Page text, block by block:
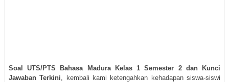
Soal UTS/PTS Bahasa Madura Kelas 1 Semester 2 dan Kunci
Jawaban Terkini , kembali kami ketengahkan kehadapan siswa-siswi